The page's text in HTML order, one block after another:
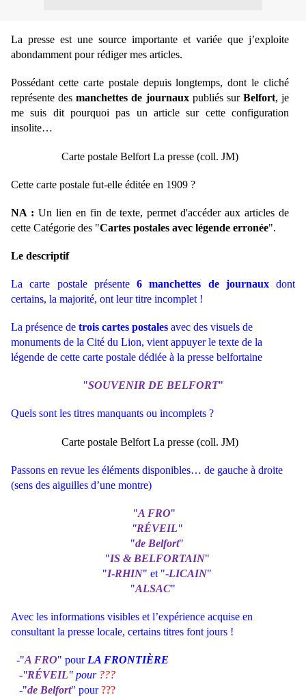
La presse est une source importante et variée que j’exploite
abondamment pour rédiger mes articles.
Possédant cette carte postale depuis longtemps, dont le cliché
représente desmanchettes de journauxpubliés sur Belfort, je
me suis dit pourquoi pas un article sur cette configuration
insolite…
Carte postale Belfort La presse (coll. JM)
Cette carte postale fut-elle éditée en 1909 ?
NA : Un lien en fin de texte, permet d'accéder aux articles de
cette Catégorie des "Cartes postales avec légende erronée".
Le descriptif
La carte postale présente 6 manchettes de journauxdont
certains, la majorité, ont leur titre incomplet !
La présence de trois cartes postales avec des visuels de
monuments de la Cité du Lion, vient appuyer le texte de la
légende de cette carte postale dédiée à la presse belfortaine
"SOUVENIR DE BELFORT"
Quels sont les titres manquants ou incomplets ?
Carte postale Belfort La presse (coll. JM)
Passons en revue les éléments disponibles… de gauche à droite
(sens des aiguilles d’une montre)
"A FRO"
"RÉVEIL"
"de Belfort"
"IS & BELFORTAIN"
"I-RHIN" et "-LICAIN"
"ALSAC"
Avec les informations visibles et l’expérience acquise en
consultant la presse locale, certains titres font jours !
-"A FRO" pour LA FRONTIÈRE
-"RÉVEIL" pour ???
-"de Belfort" pour???